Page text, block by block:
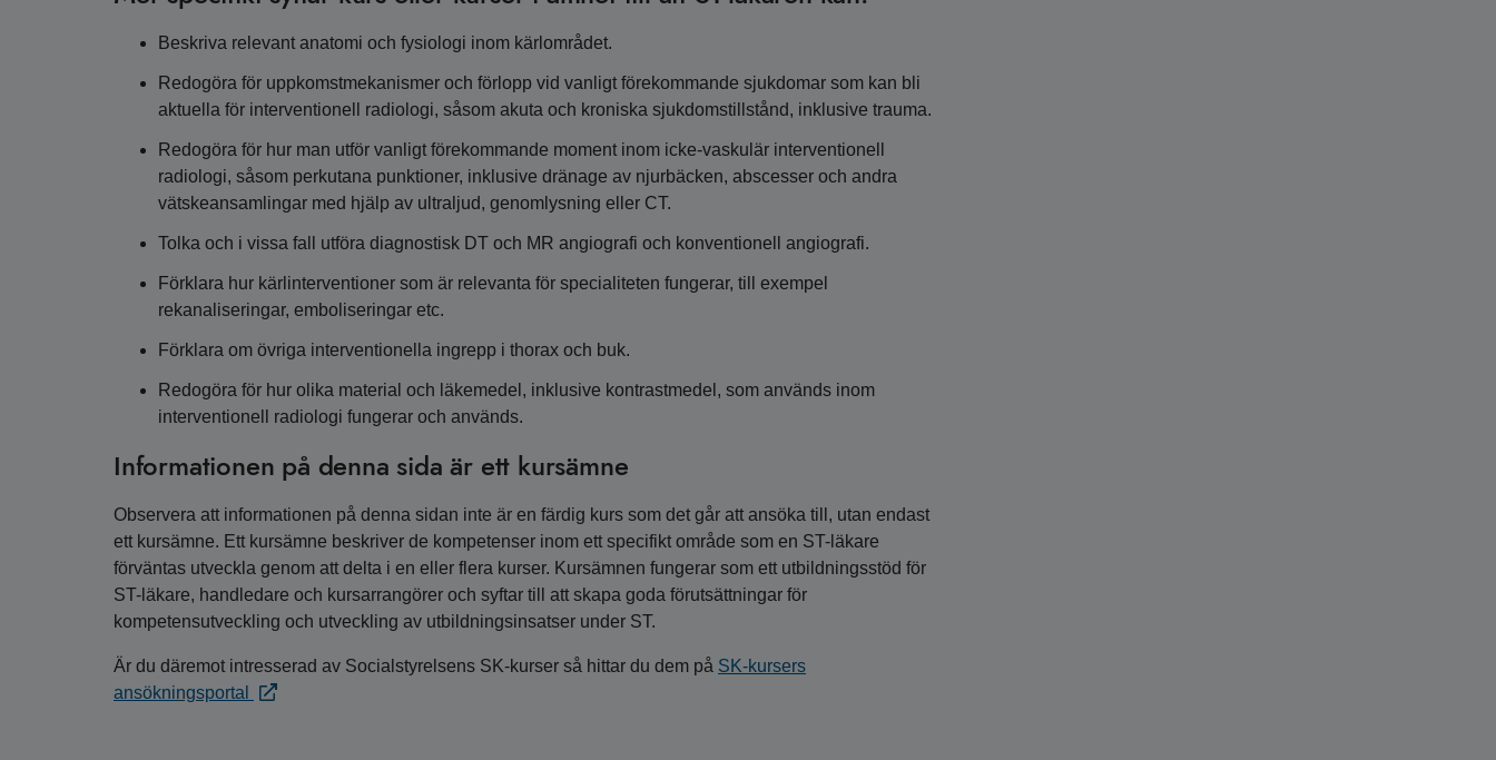
Beskriva relevant anatomi och fysiologi inom kärlområdet.
Redogöra för uppkomstmekanismer och förlopp vid vanligt förekommande sjukdomar som kan bli
aktuella för interventionell radiologi, såsom akuta och kroniska sjukdomstillstånd, inklusive trauma.
Redogöra för hur man utför vanligt förekommande moment inom icke-vaskulär interventionell
radiologi, såsom perkutana punktioner, inklusive dränage av njurbäcken, abscesser och andra
vätskeansamlingar med hjälp av ultraljud, genomlysning eller CT.
Tolka och i vissa fall utföra diagnostisk DT och MR angiografi och konventionell angiografi.
Förklara hur kärlinterventioner som är relevanta för specialiteten fungerar, till exempel
rekanaliseringar, emboliseringar etc.
Förklara om övriga interventionella ingrepp i thorax och buk.
Redogöra för hur olika material och läkemedel, inklusive kontrastmedel, som används inom
interventionell radiologi fungerar och används.
Informationen på denna sida är ett kursämne
Observera att informationen på denna sidan inte är en färdig kurs som det går att ansöka till, utan endast
ett kursämne. Ett kursämne beskriver de kompetenser inom ett specifikt område som en ST-läkare
förväntas utveckla genom att delta i en eller flera kurser. Kursämnen fungerar som ett utbildningsstöd för
ST-läkare, handledare och kursarrangörer och syftar till att skapa goda förutsättningar för
kompetensutveckling och utveckling av utbildningsinsatser under ST.
Är du däremot intresserad av Socialstyrelsens SK-kurser så hittar du dem på SK-kursers
ansökningsportal